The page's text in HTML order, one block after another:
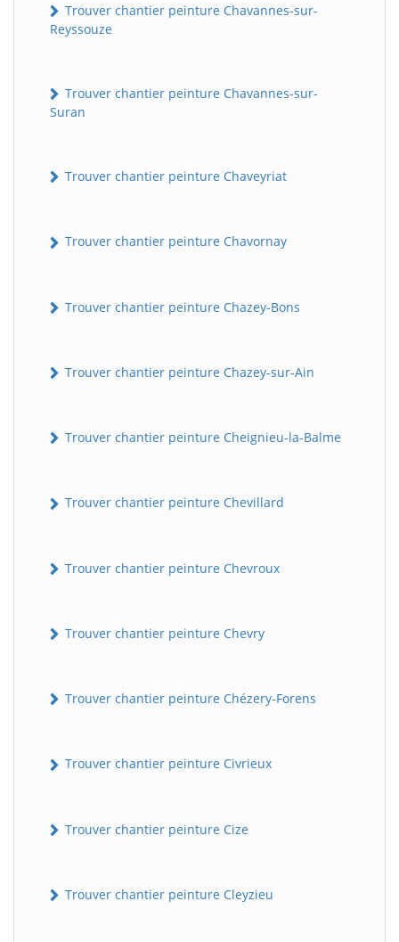
Trouver chantier peinture Chavannes-sur-
Reyssouze
Trouver chantier peinture Chavannes-sur-
Suran
Trouver chantier peinture Chaveyriat
Trouver chantier peinture Chavornay
Trouver chantier peinture Chazey-Bons
Trouver chantier peinture Chazey-sur-Ain
Trouver chantier peinture Cheignieu-la-Balme
Trouver chantier peinture Chevillard
Trouver chantier peinture Chevroux
Trouver chantier peinture Chevry
Trouver chantier peinture Chézery-Forens
Trouver chantier peinture Civrieux
Trouver chantier peinture Cize
Trouver chantier peinture Cleyzieu